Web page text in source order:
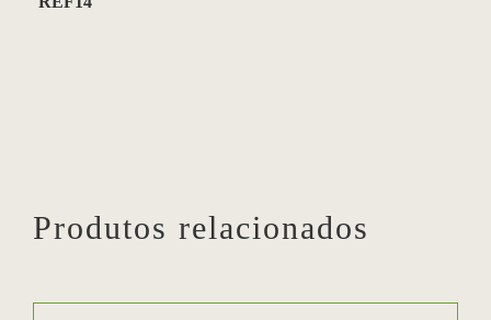
Produtos relacionados